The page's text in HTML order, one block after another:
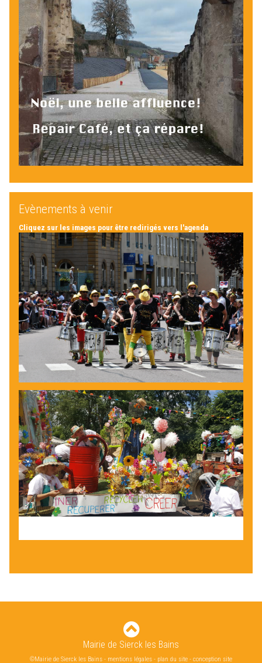
Evènements à venir
Cliquez sur les images pour être redirigés vers l'agenda
Mairie de Sierck les Bains
©Mairie de Sierck les Bains - mentions légales - plan du site - conception site